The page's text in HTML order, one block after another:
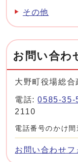
その他
お問い合わ
大野町役場総合
電話:0585-35-
2110
電話番号のかけ間
お問い合わせフ